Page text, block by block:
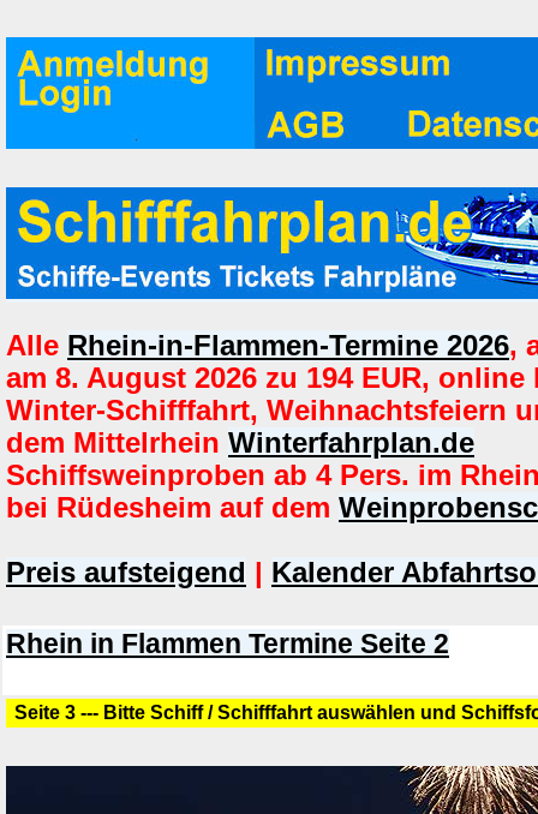
Alle Rhein-in-Flammen-Termine 2026,
am 8. August 2026 zu 194 EUR, online
Winter-Schifffahrt, Weihnachtsfeiern
dem Mittelrhein Winterfahrplan.de
Schiffsweinproben ab 4 Pers. im
bei Rüdesheim auf dem
Preis aufsteigend | Kalender
Rhein in Flammen Termine Seite 2
Seite 3 --- Bitte Schiff / Schifffahrt auswählen und